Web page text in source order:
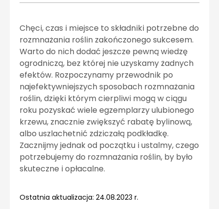
Chęci, czas i miejsce to składniki potrzebne do
rozmnażania roślin zakończonego sukcesem.
Warto do nich dodać jeszcze pewną wiedzę
ogrodniczą, bez której nie uzyskamy żadnych
efektów. Rozpoczynamy przewodnik po
najefektywniejszych sposobach rozmnażania
roślin, dzięki którym cierpliwi mogą w ciągu
roku pozyskać wiele egzemplarzy ulubionego
krzewu, znacznie zwiększyć rabatę bylinową,
albo uszlachetnić zdziczałą podkładkę.
Zacznijmy jednak od początku i ustalmy, czego
potrzebujemy do rozmnażania roślin, by było
skuteczne i opłacalne.
Ostatnia aktualizacja: 24.08.2023 r.